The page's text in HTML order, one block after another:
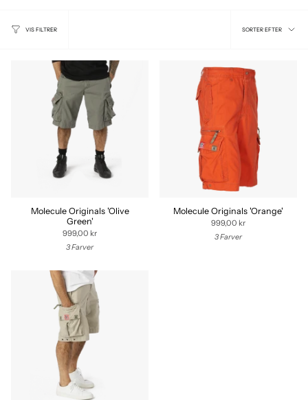
VIS FILTRER SORTER
SORTER EFTER
Molecule Originals 'Olive
Green'
999,00 kr
3 Farver
Molecule Originals 'Orange'
999,00 kr
3 Farver